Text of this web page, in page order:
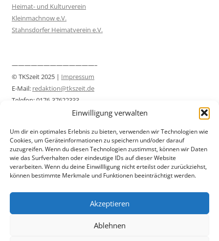
Einwilligung verwalten
Um dir ein optimales Erlebnis zu bieten, verwenden wir Technologien wie
Cookies, um Geräteinformationen zu speichern und/oder darauf
zuzugreifen. Wenn du diesen Technologien zustimmst, können wir Daten
wie das Surfverhalten oder eindeutige IDs auf dieser Website
verarbeiten. Wenn du deine Einwillligung nicht erteilst oder zurückziehst,
können bestimmte Merkmale und Funktionen beeinträchtigt werden.
Akzeptieren
Ablehnen
Heimat- und Kulturverein
Kleinmachnow e.V.
Stahnsdorfer Heimatverein e.V.
—————————————–
© TKSzeit 2025 | Impressum
E-Mail: redaktion@tkszeit.de
Telefon: 0176-37622333
Datenschutzerklärung